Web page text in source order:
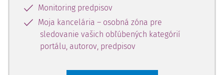
Monitoring predpisov
Moja kancelária – osobná zóna pre
sledovanie vašich obľúbených kategórií
portálu, autorov, predpisov